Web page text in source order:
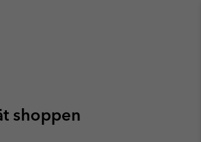
shoppen